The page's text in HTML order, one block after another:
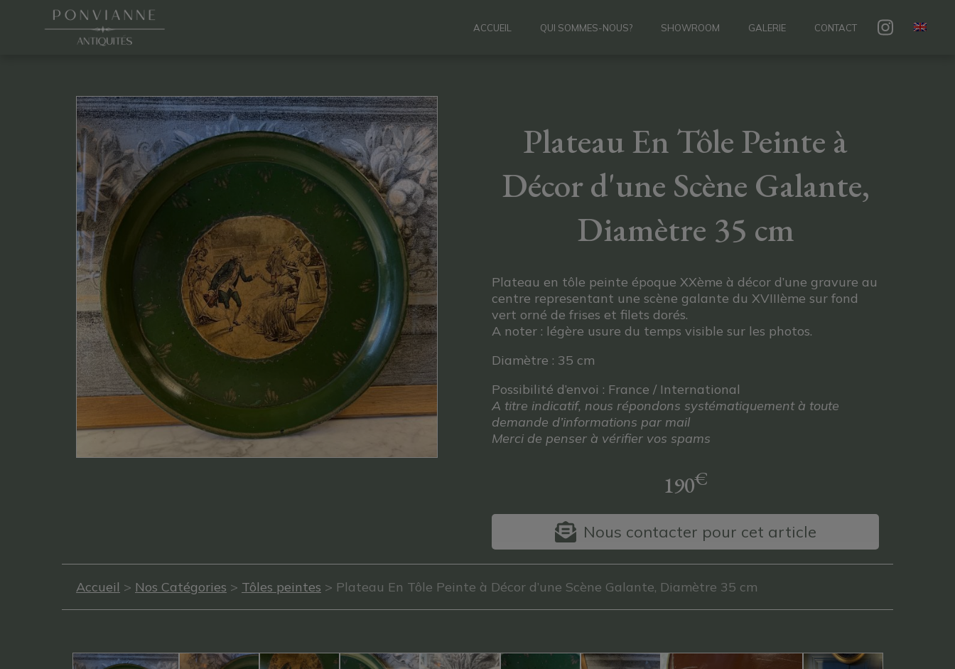
ACCUEIL QUI SOMMES-NOUS? SHOWROOM GALERIE CONTACT
Plateau En Tôle Peinte à
Décor d'une Scène Galante,
Diamètre 35 cm
Plateau en tôle peinte époque XXème à décor d’une gravure au
centre representant une scène galante du XVIIIème sur fond
vert orné de frises et filets dorés.
A noter : légère usure du temps visible sur les photos.
Diamètre : 35 cm
Possibilité d’envoi : France / International
A titre indicatif, nous répondons systématiquement à toute
demande d’informations par mail
Merci de penser à vérifier vos spams
190€
Nous contacter pour cet article
Accueil > Nos Catégories > Tôles peintes > Plateau En Tôle Peinte à Décor d’une Scène Galante, Diamètre 35 cm